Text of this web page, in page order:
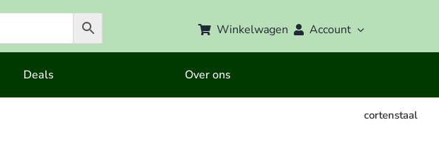
Winkelwagen Account
Deals Over ons
cortenstaal